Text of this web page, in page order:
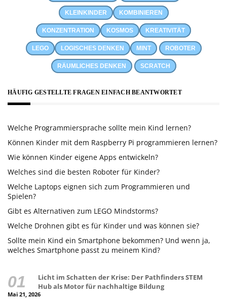
KLEINKINDER KOMBINIEREN
KONZENTRATION KOSMOS KREATIVITÄT
LEGO LOGISCHES DENKEN MINT ROBOTER
RÄUMLICHES DENKEN SCRATCH
HÄUFIG GESTELLTE FRAGEN EINFACH BEANTWORTET
Welche Programmiersprache sollte mein Kind lernen?
Können Kinder mit dem Raspberry Pi programmieren lernen?
Wie können Kinder eigene Apps entwickeln?
Welches sind die besten Roboter für Kinder?
Welche Laptops eignen sich zum Programmieren und
Spielen?
Gibt es Alternativen zum LEGO Mindstorms?
Welche Drohnen gibt es für Kinder und was können sie?
Sollte mein Kind ein Smartphone bekommen? Und wenn ja,
welches Smartphone passt zu meinem Kind?
Licht im Schatten der Krise: Der Pathfinders STEM
Hub als Motor für nachhaltige Bildung
Mai 21, 2026